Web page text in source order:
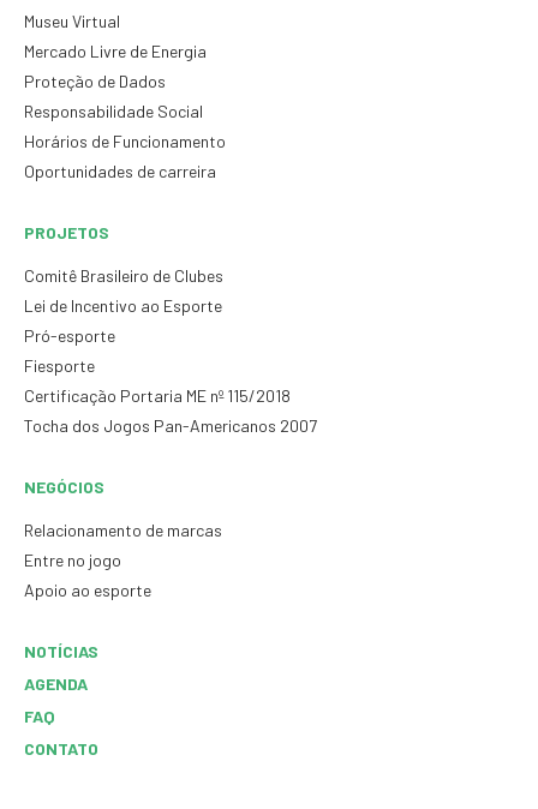
Museu Virtual
Mercado Livre de Energia
Proteção de Dados
Responsabilidade Social
Horários de Funcionamento
Oportunidades de carreira
PROJETOS
Comitê Brasileiro de Clubes
Lei de Incentivo ao Esporte
Pró-esporte
Fiesporte
Certificação Portaria ME nº 115/2018
Tocha dos Jogos Pan-Americanos 2007
NEGÓCIOS
Relacionamento de marcas
Entre no jogo
Apoio ao esporte
NOTÍCIAS
AGENDA
FAQ
CONTATO